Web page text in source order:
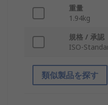
重量
1.94kg
規格 / 承認
ISO-
類似製品を探す